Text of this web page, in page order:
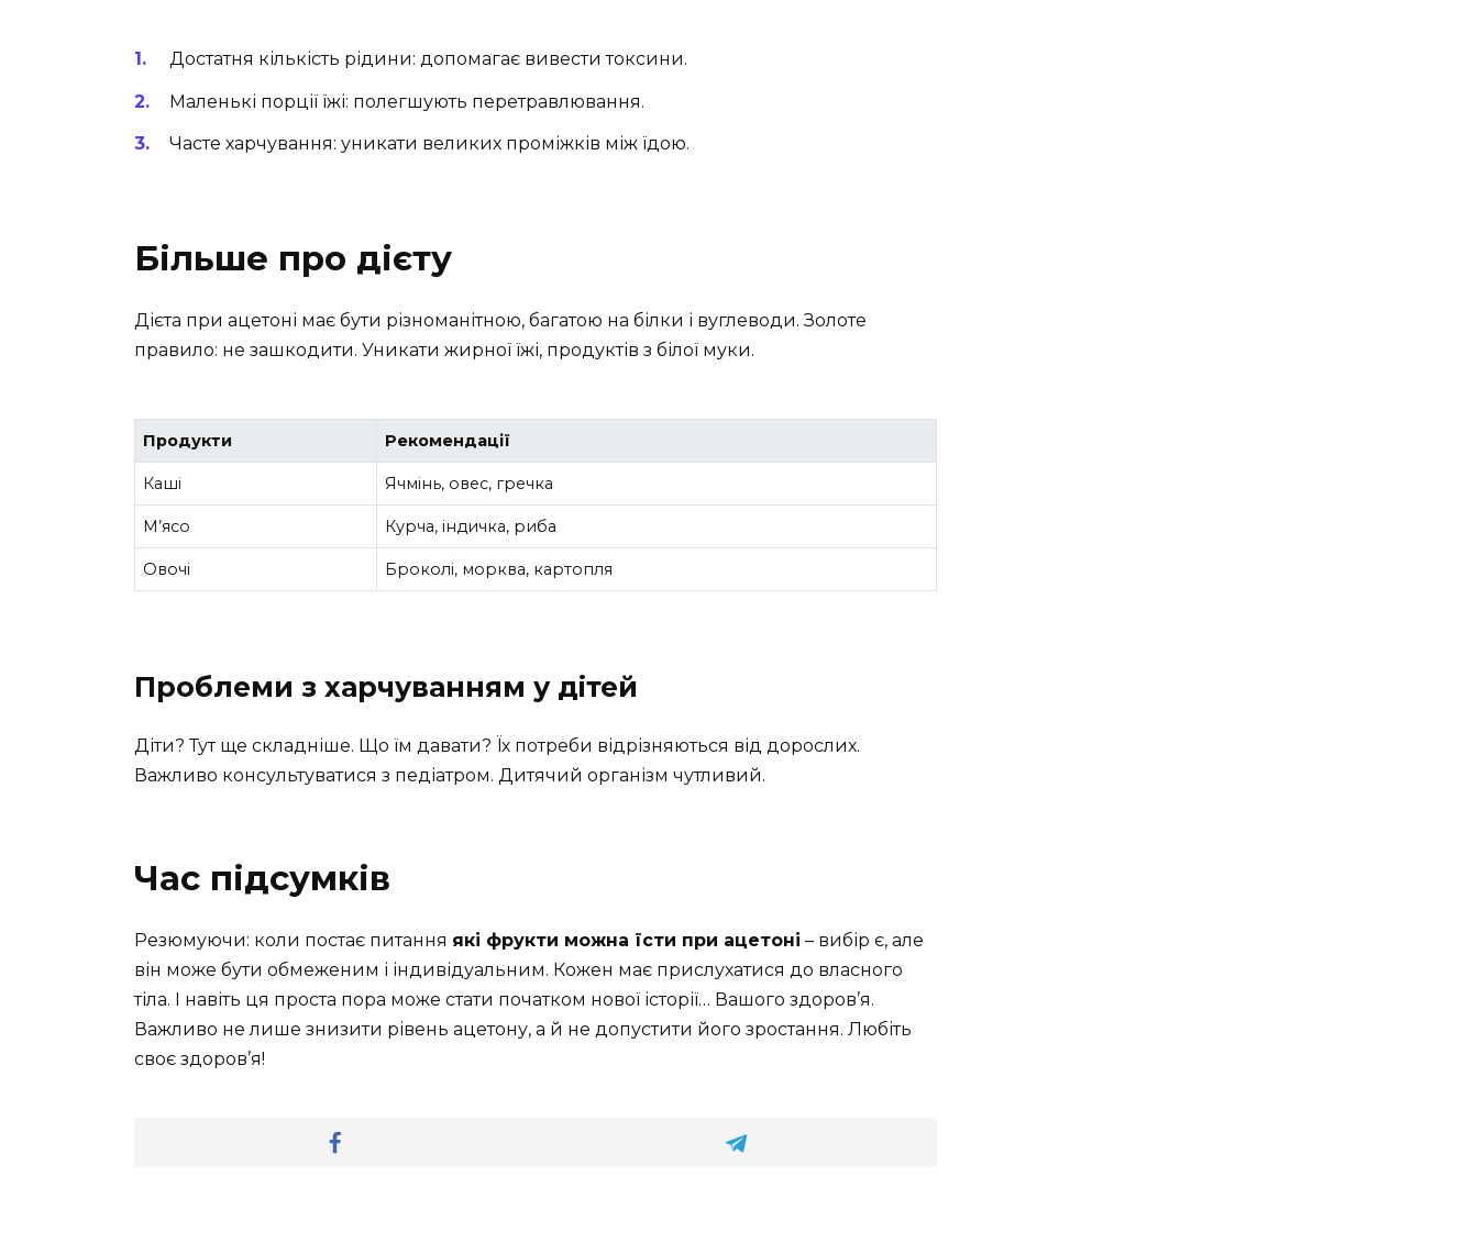
Достатня кількість рідини: допомагає вивести токсини.
Маленькі порції їжі: полегшують перетравлювання.
Часте харчування: уникати великих проміжків між їдою.
Більше про дієту
Дієта при ацетоні має бути різноманітною, багатою на білки і вуглеводи. Золоте
правило: не зашкодити. Уникати жирної їжі, продуктів з білої муки.
Продукти Рекомендації
Каші Ячмінь, овес, гречка
М’ясо Курча, індичка, риба
Овочі Броколі, морква, картопля
Проблеми з харчуванням у дітей
Діти? Тут ще складніше. Що їм давати? Їх потреби відрізняються від дорослих.
Важливо консультуватися з педіатром. Дитячий організм чутливий.
Час підсумків
Резюмуючи: коли постає питання які фрукти можна їсти при ацетоні – вибір є, але
він може бути обмеженим і індивідуальним. Кожен має прислухатися до власного
тіла. І навіть ця проста пора може стати початком нової історії… Вашого здоров’я.
Важливо не лише знизити рівень ацетону, а й не допустити його зростання. Любіть
своє здоров’я!